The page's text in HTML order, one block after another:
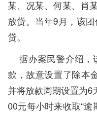
某、况某、何某、肖
放贷。当年9月，该
贷。
据办案民警介绍，
款，故意设置了除本
并将放款周期设置为
00元每小时来收取“